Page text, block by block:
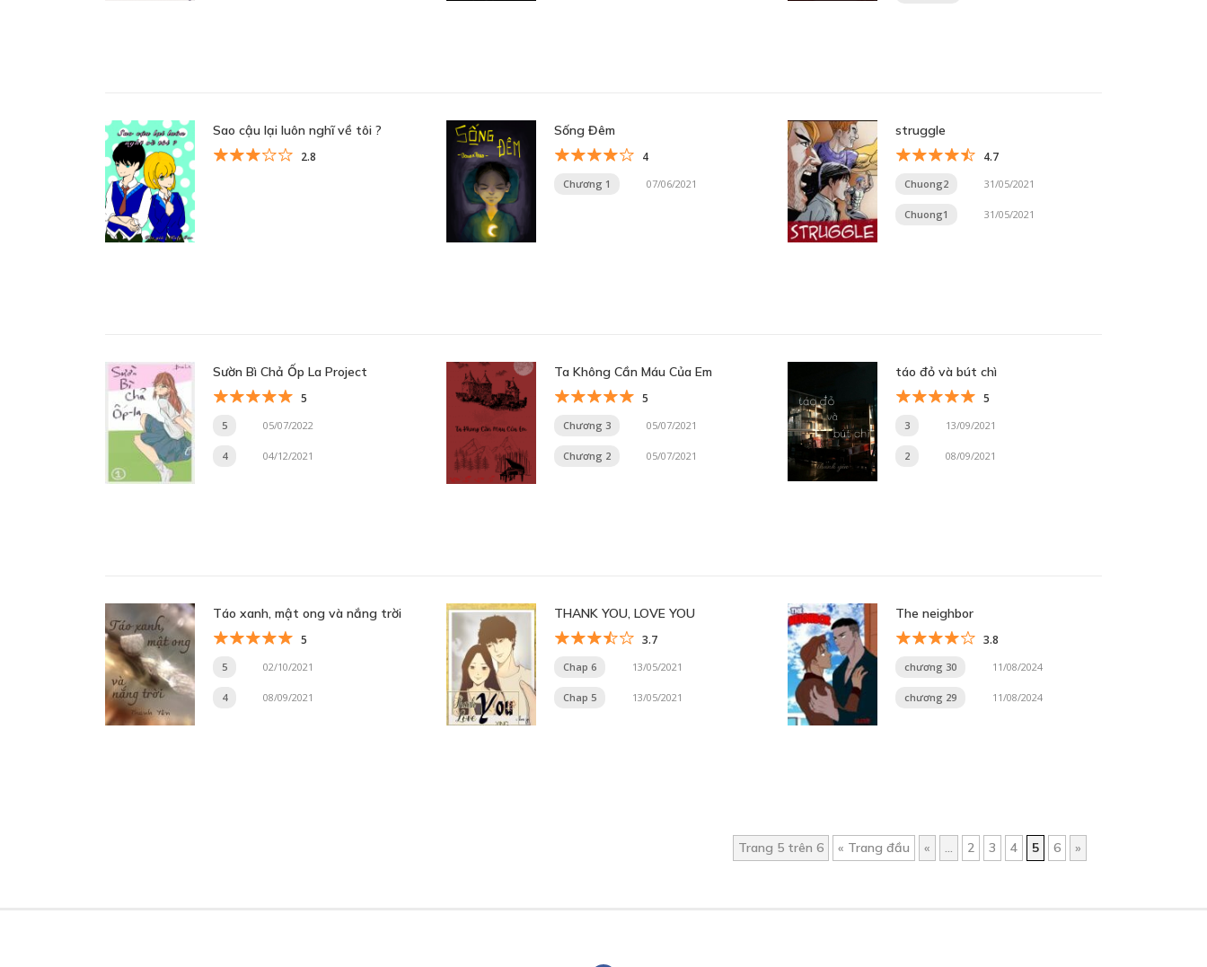
Sao cậu lại luôn nghĩ về tôi ?
2.8
Sống Đêm
4
Chương 1 07/06/2021
struggle
4.7
Chuong2 31/05/2021
Chuong1 31/05/2021
Sườn Bì Chả Ốp La Project
5
5 05/07/2022
4 04/12/2021
Ta Không Cần Máu Của Em
5
Chương 3 05/07/2021
Chương 2 05/07/2021
táo đỏ và bút chì
5
3 13/09/2021
2 08/09/2021
Táo xanh, mật ong và nắng trời
5
5 02/10/2021
4 08/09/2021
THANK YOU, LOVE YOU
3.7
Chap 6 13/05/2021
Chap 5 13/05/2021
The neighbor
3.8
chương 30 11/08/2024
chương 29 11/08/2024
Trang 5 trên 6 « Trang đầu « 2 3 4 5 6 »